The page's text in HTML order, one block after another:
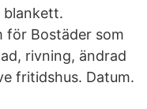
blankett.
för Bostäder som
rivning, ändrad
fritidshus. Datum.